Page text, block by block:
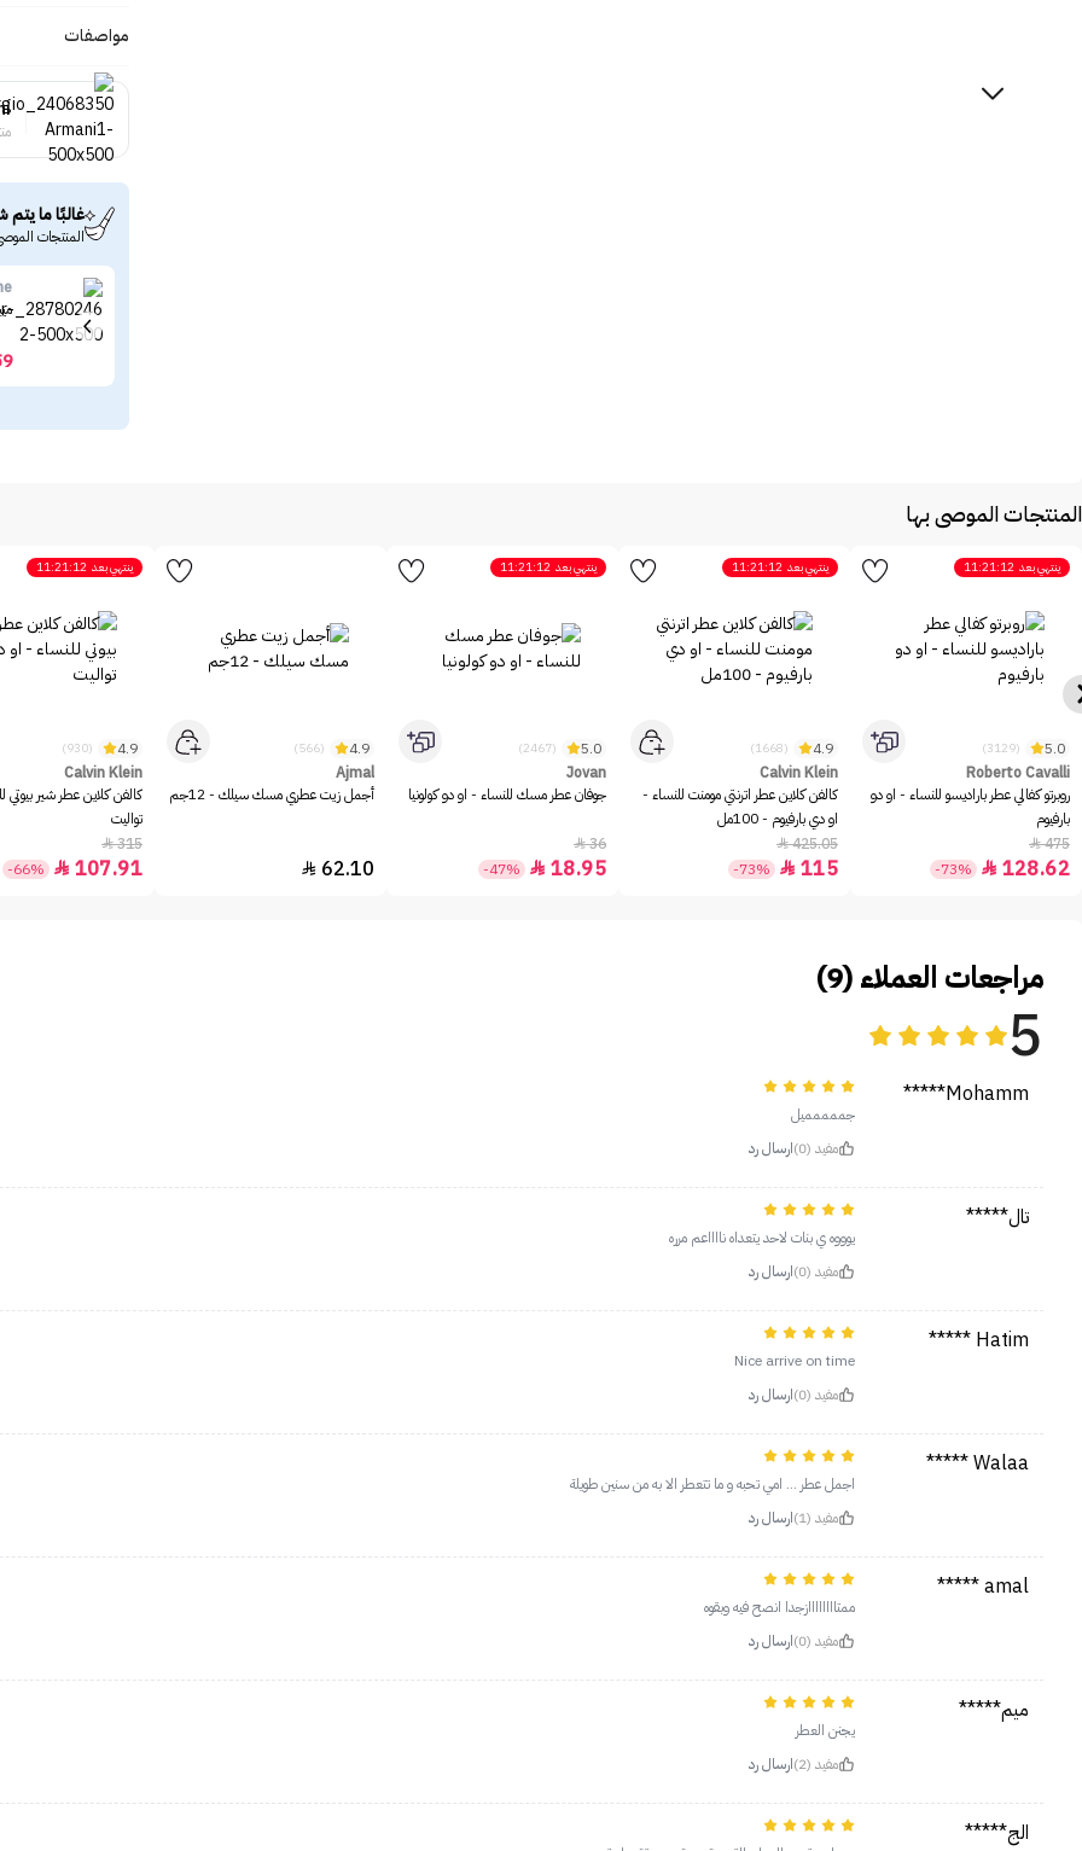
مواصفات
غالبًا ما يتم
المنتجات
المنتجات الموصى بها
ينتهي بعد 11:21:12
5.0
(3129)
Roberto Cavalli
روبرتو كفالي عطر باراديسو للنساء - او دو
بارفيوم
475

128.62

-73%
ينتهي بعد 11:21:12
4.9
(1668)
Calvin Klein
كالفن كلاين عطر اترنتي مومنت للنساء -
او دي بارفيوم - 100مل
425.05

115

-73%
ينتهي بعد 11:21:12
5.0
(2467)
Jovan
جوفان عطر مسك للنساء - او دو كولونيا
36

18.95

-47%
4.9
(566)
Ajmal
أجمل زيت عطري مسك سيلك - 12جم
62.10

ينتهي بعد 11:21:12
4.9
(930)
Calvin Klein
كالفن كلاين عطر شير بيوتي
تواليت
315

107.91

-66%
مراجعات العملاء (9)
5
Mohamm*****
جممممميل
مفيد (0)
ارسال رد
تال*****
يوووه ي بنات لاحد يتعداه نااااعم مرره
مفيد (0)
ارسال رد
Hatim *****
Nice arrive on time
مفيد (0)
ارسال رد
Walaa *****
اجمل عطر ... امي تحبه و ما تتعطر الا به من سنين طويلة
مفيد (1)
ارسال رد
amal *****
ممتاااااااازجدا انصح فيه وبقوه
مفيد (0)
ارسال رد
ميم*****
يجنن العطر
مفيد (2)
ارسال رد
الج*****